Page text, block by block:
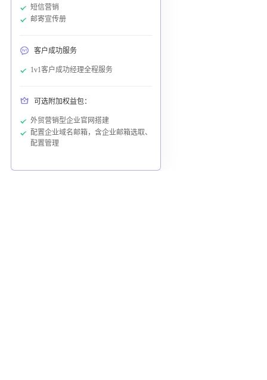
短信营销
邮寄宣传册
客户成功服务
1v1客户成功经理全程服务
可选附加权益包：
外贸营销型企业官网搭建
配置企业域名邮箱，含企业邮箱选取、
配置管理